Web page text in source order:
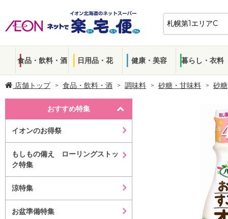
食品・飲料・酒 日用品・花 健康・美容 暮らし・衣料
店舗トップ 食品・飲料・酒 調味料 砂糖・甘味料 砂糖
おすすめ特集
イオンのお得祭
もしもの備え ローリングストッ
ク特集
涼特集
お盆準備特集